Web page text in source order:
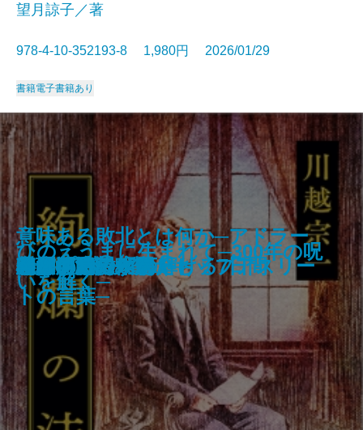
白洲正子が愛した京都
【完全版】エッダ─古代北欧歌謡
集─
アイラブみー よくわかんないけ
ど、なんかヘン…？
遠い標的
14歳、字を書けない私が「書く」
喜びを手にするまで
いつもの場所に今もあなたがいる
ようで
釣り侍
プーチンの歴史認識─隠された意
図を読み解く─
危機の三十年─冷戦後秩序はなぜ
崩壊したか─
踊る男
望月諒子／著
978-4-10-352193-8 1,980円 2026/01/29
書籍電子書籍あり
絢爛の法
ライプニッツの輝ける7日間
朝鮮漂流
私の明治時代史
分水─隠蔽捜査11─
意味ある敗北とは何か─アドラー
心理学で読み解くトップアスリー
トの言葉─
ひのえうまに生まれて─300年の呪
いを解く─
叫び
晴れの日の木馬たち
今は何時ですか？